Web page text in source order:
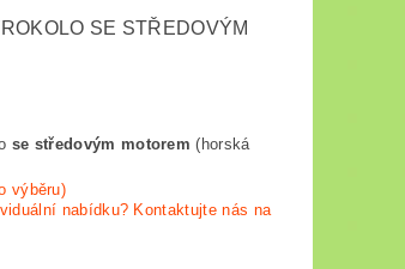
SE STŘEDOVÝM
se středovým motorem(horská
výběru)
nabídku? Kontaktujte nás na